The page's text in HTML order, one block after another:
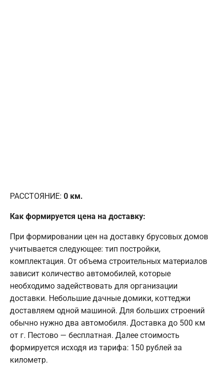
РАССТОЯНИЕ: 0 км.
Как формируется цена на доставку:
При формировании цен на доставку брусовых домов
учитывается следующее: тип постройки,
комплектация. От объема строительных материалов
зависит количество автомобилей, которые
необходимо задействовать для организации
доставки. Небольшие дачные домики, коттеджи
доставляем одной машиной. Для больших строений
обычно нужно два автомобиля. Доставка до 500 км
от г. Пестово — бесплатная. Далее стоимость
формируется исходя из тарифа: 150 рублей за
километр.